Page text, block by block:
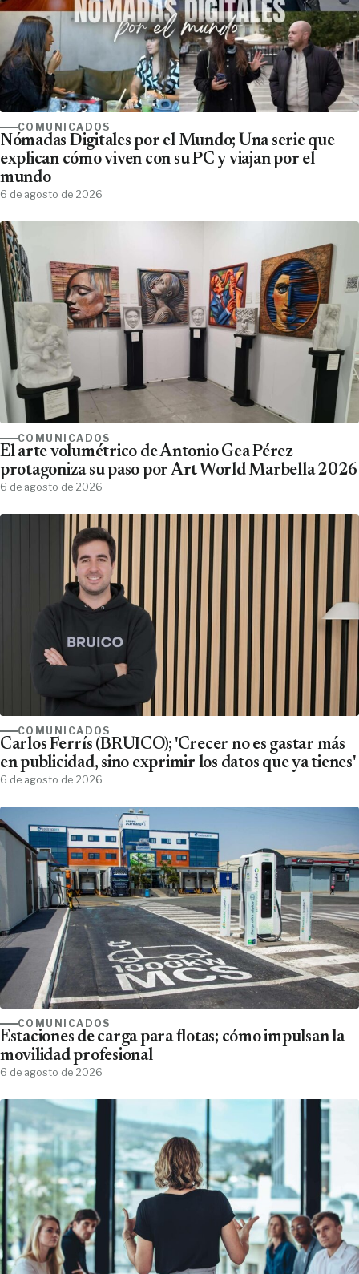
COMUNICADOS
Nómadas Digitales por el Mundo; Una serie que
explican cómo viven con su PC y viajan por el
mundo
6 de agosto de 2026
COMUNICADOS
El arte volumétrico de Antonio Gea Pérez
protagoniza su paso por Art World Marbella 2026
6 de agosto de 2026
COMUNICADOS
Carlos Ferrís (BRUICO); 'Crecer no es gastar más
en publicidad, sino exprimir los datos que ya tienes'
6 de agosto de 2026
COMUNICADOS
Estaciones de carga para flotas; cómo impulsan la
movilidad profesional
6 de agosto de 2026